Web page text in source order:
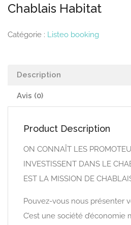
Chablais Habitat
Catégorie : Listeo booking
Description
Avis (0)
Product Description
ON CONNAÎT LES
INVESTISSENT DANS LE
EST LA MISSION DE
Pouvez-vous nous présenter
C’est une société d’économie